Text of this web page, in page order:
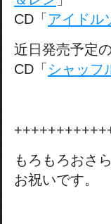
CD「 アイドル
近日発売予定
CD「 シャッ
もろもろおさ
お祝いです。